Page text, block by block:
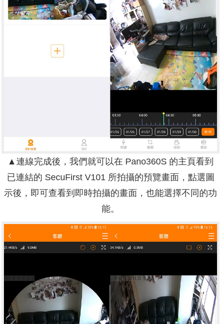
▲連線完成後，我們就可以在 Pano360S 的主頁看到
已連結的 SecuFirst V101 所拍攝的預覽畫面，點選圖
示後，即可查看到即時拍攝的畫面，也能選擇不同的功
能。